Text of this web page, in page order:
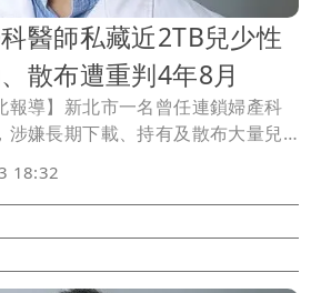
科醫師私藏近2TB兒少性
散布遭重判4年8月
報導】新北市一名曾任連鎖婦產科
涉嫌長期下載、持有及散布大量兒
療及驗傷採證機會，未經同意取
查扣其電腦與硬碟後，赫然發現
影像資料，引發社會譁然。新北地
犯行重大，不僅嚴重侵害兒少身心
最基本的信任關係，今（3）日依違
18:32